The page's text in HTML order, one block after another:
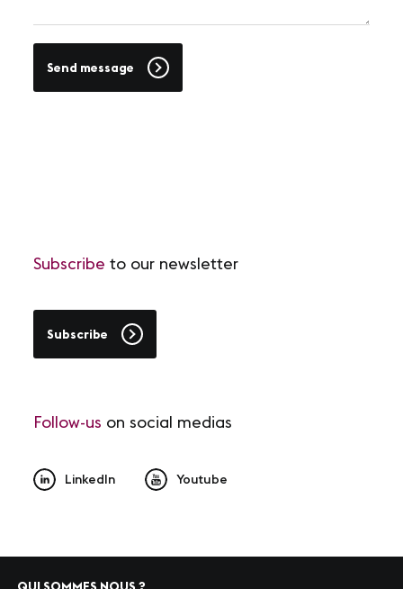
LinkedIn Youtube
Send message
Subscribe to our newsletter
Subscribe
Follow-us on social medias
LinkedIn Youtube